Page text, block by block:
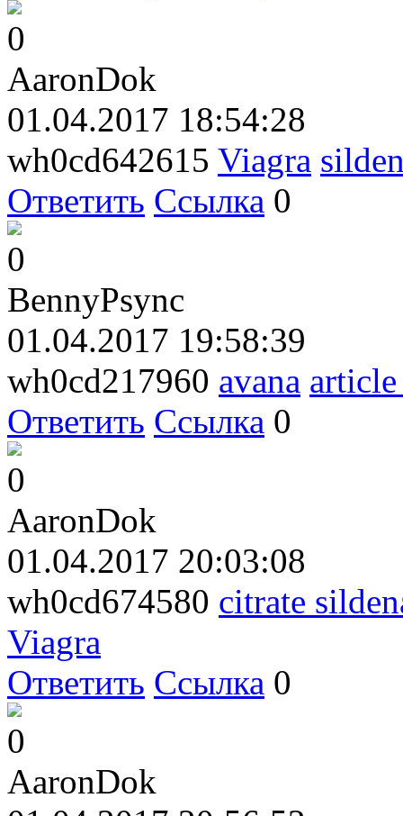
0
AaronDok
01.04.2017 18:54:28
wh0cd642615 Viagra
Ответить Ссылка 0
0
BennyPsync
01.04.2017 19:58:39
wh0cd217960 avana
Ответить Ссылка 0
0
AaronDok
01.04.2017 20:03:08
wh0cd674580 citrate
Viagra
Ответить Ссылка 0
0
AaronDok